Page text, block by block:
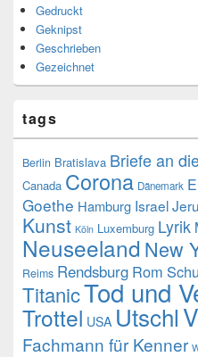
Gedruckt
Geknipst
Geschrieben
Gezeichnet
tags
Berlin Bratislava Briefe an
Canada Corona Dänemark
Goethe Hamburg Israel
Kunst Köln Luxemburg Lyrik
Neuseeland New
Reims Rendsburg Rom
TitanicTod und
Trottel USA Utschl
Fachmann für Kenner